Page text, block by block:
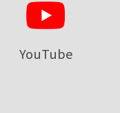
YouTube